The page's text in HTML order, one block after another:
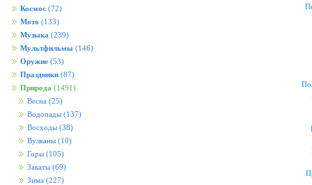
Космос (72)
Мото (133)
Музыка (239)
Мультфильмы (146)
Оружие (53)
Праздники (87)
Природа (1491)
Весна (25)
Водопады (137)
Восходы (38)
Вулканы (10)
Горы (105)
Закаты (69)
Зима (227)